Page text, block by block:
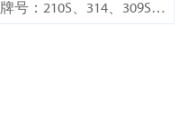
牌号：210S、314、309S、